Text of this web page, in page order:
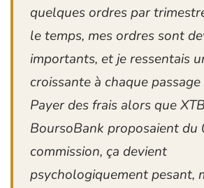
quelques ordres par
le temps, mes ordres sont
importants, et je ressentais
croissante à chaque passage
Payer des frais alors que
BoursoBank proposaient du
commission, ça devient
psychologiquement pesant,